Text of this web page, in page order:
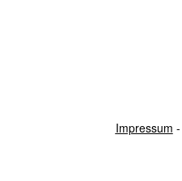
Impressum -